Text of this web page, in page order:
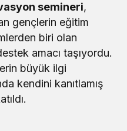
semineri,
gençlerin eğitim
biri olan
amacı taşıyordu.
büyük ilgi
kendini kanıtlamış